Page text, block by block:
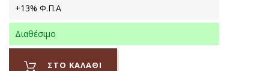
+13% Φ.Π.Α
Διαθέσιμο
ΣΤΟ ΚΑΛΑΘΙ